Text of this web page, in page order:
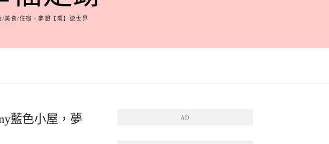
美食/住宿，夢想【環】遊世界
藍色小屋，夢
AD